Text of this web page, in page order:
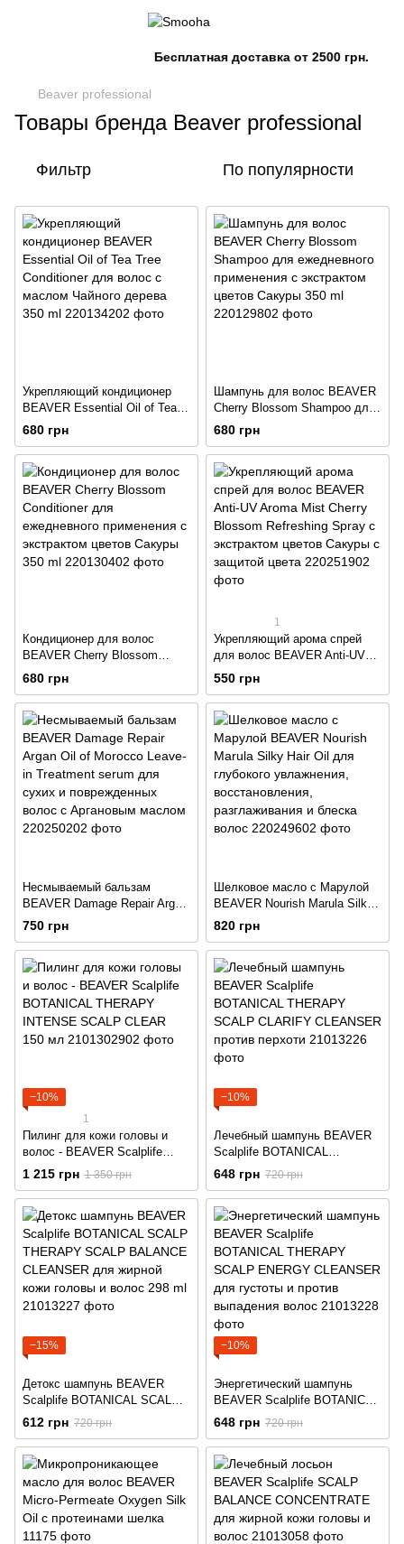
Бесплатная доставка от 2500 грн.
Beaver professional
Товары бренда Beaver professional
Фильтр По популярности
Укрепляющий кондиционер
BEAVER Essential Oil of Tea
Tree Conditioner для волос с
маслом Чайного дерева 350
ml
680 грн
Шампунь для волос BEAVER
Cherry Blossom Shampoo для
ежедневного применения с
экстрактом цветов Сакуры
350 ml
680 грн
Кондиционер для волос
BEAVER Cherry Blossom
Conditioner для ежедневного
применения с экстрактом
цветов Сакуры 350 ml
680 грн
1
Укрепляющий арома спрей
для волос BEAVER Anti-UV
Aroma Mist Cherry Blossom
Refreshing Spray с экстрактом
цветов Сакуры с защитой
цвета
550 грн
Несмываемый бальзам
BEAVER Damage Repair Argan
Oil of Morocco Leave-in
Treatment serum для сухих и
поврежденных волос с
Аргановым маслом
750 грн
Шелковое масло с Марулой
BEAVER Nourish Marula Silky
Hair Oil для глубокого
увлажнения, восстановления,
разглаживания и блеска
волос
820 грн
−10%
1
Пилинг для кожи головы и
волос - BEAVER Scalplife
BOTANICAL THERAPY
INTENSE SCALP CLEAR 150
мл
1 215 грн 1 350 грн
−10%
Лечебный шампунь BEAVER
Scalplife BOTANICAL
THERAPY SCALP CLARIFY
CLEANSER против перхоти
648 грн 720 грн
−15%
Детокс шампунь BEAVER
Scalplife BOTANICAL SCALP
THERAPY SCALP BALANCE
CLEANSER для жирной кожи
головы и волос 298 ml
612 грн 720 грн
−10%
Энергетический шампунь
BEAVER Scalplife BOTANICAL
THERAPY SCALP ENERGY
CLEANSER для густоты и
против выпадения волос
648 грн 720 грн